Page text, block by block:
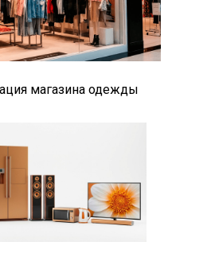
магазина одежды